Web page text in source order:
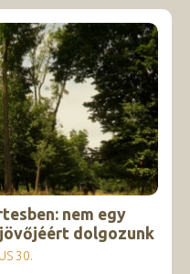
nem egy
dolgozunk
30.